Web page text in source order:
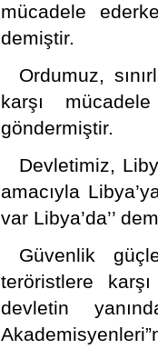
mücadele
demiştir.
Ordumuz,
karşı
göndermiştir.
Devletimiz,
amacıyla
var Libya’da’’
Güvenlik
teröristlere
devletin